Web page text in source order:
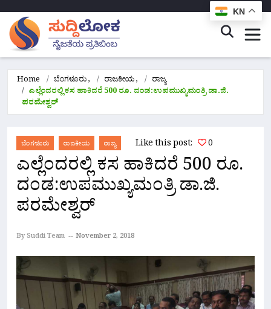
Home ಬೆಂಗಳೂರು, ರಾಜಕೀಯ,
ರಾಜ್ಯ
ಎಲ್ಲೆಂದರಲ್ಲಿ ಕಸ ಹಾಕಿದರೆ 500 ರೂ. ದಂಡ:ಉಪಮುಖ್ಯಮಂತ್ರಿ ಡಾ.ಜಿ.
ಪರಮೇಶ್ವರ್
ಬೆಂಗಳೂರು ರಾಜಕೀಯ ರಾಜ್ಯ Like this post: 0
ಎಲ್ಲೆಂದರಲ್ಲಿ ಕಸ ಹಾಕಿದರೆ 500 ರೂ.
ದಂಡ:ಉಪಮುಖ್ಯಮಂತ್ರಿ ಡಾ.ಜಿ.
ಪರಮೇಶ್ವರ್
By Suddi Team November 2, 2018
KN